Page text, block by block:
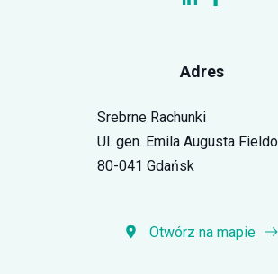
Adres
Srebrne Rachunki
Ul. gen. Emila Augusta
80-041 Gdańsk
Otwórz na mapie